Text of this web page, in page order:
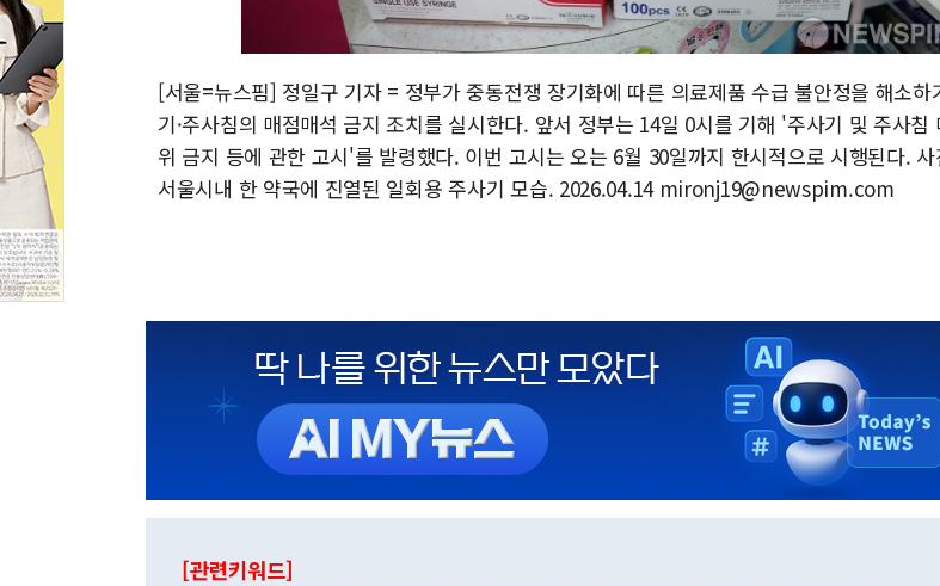
[서울=뉴스핌] 정일구 기자 = 정부가 중동전쟁 장기화에 따른 의료제품 수급 불안정을 해소하
기·주사침의 매점매석 금지 조치를 실시한다. 앞서 정부는 14일 0시를 기해 '주사기 및 주사침
위 금지 등에 관한 고시'를 발령했다. 이번 고시는 오는 6월 30일까지 한시적으로 시행된다. 사
서울시내 한 약국에 진열된 일회용 주사기 모습. 2026.04.14 mironj19@newspim.com
[관련키워드]